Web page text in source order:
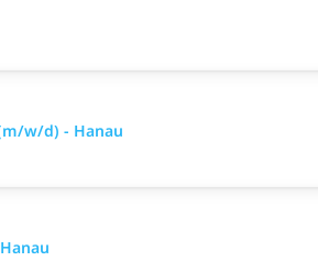
w/d) - Hanau